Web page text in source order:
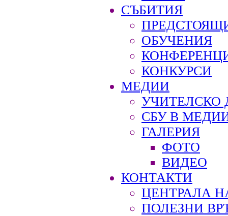
СЪБИТИЯ
ОБУЧЕНИЯ
КОНКУРСИ
МЕДИИ
УЧИТЕЛСКО
СБУ В
ГАЛЕРИЯ
ФОТО
ВИДЕО
КОНТАКТИ
ЦЕНТРАЛА
ПОЛЕЗНИ